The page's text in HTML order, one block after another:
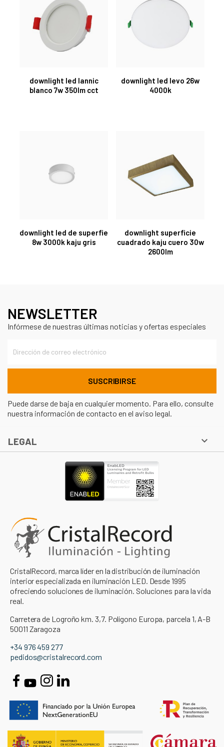
downlight led lannic
blanco 7w 350lm cct
downlight led levo 26w
4000k
downlight led de superfie
8w 3000k kaju gris
downlight superficie
cuadrado kaju cuero 30w
2600lm
NEWSLETTER
Infórmese de nuestras últimas noticias y ofertas especiales
Puede darse de baja en cualquier momento. Para ello, consulte
nuestra información de contacto en el aviso legal.
LEGAL 
CristalRecord, marca líder en la distribución de iluminación
interior especializada en iluminación LED. Desde 1995
ofreciendo soluciones de iluminación. Soluciones para la vida
real.
Carretera de Logroño km. 3,7. Polígono Europa, parcela 1, A-B
50011 Zaragoza
+34 976 459 277
pedidos@cristalrecord.com